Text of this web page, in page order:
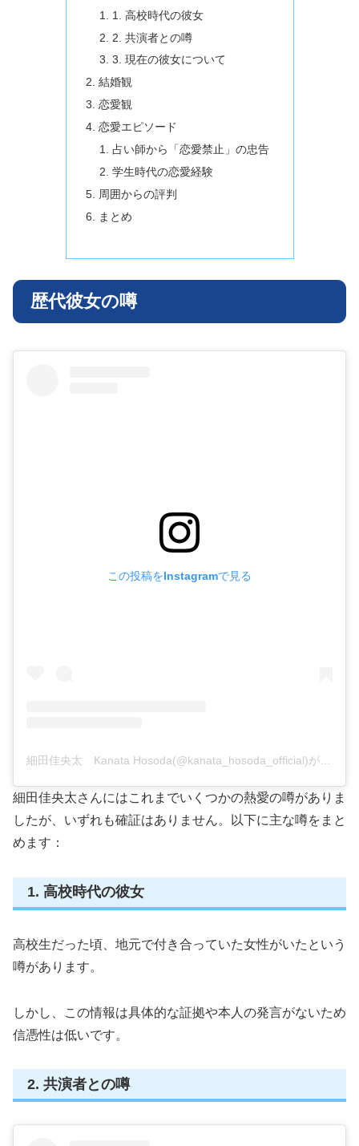
1. 高校時代の彼女
2. 共演者との噂
3. 現在の彼女について
結婚観
恋愛観
恋愛エピソード
占い師から「恋愛禁止」の忠告
学生時代の恋愛経験
周囲からの評判
まとめ
歴代彼女の噂
この投稿をInstagramで見る
細田佳央太 Kanata Hosoda(@kanata_hosoda_official)がシェアした投稿
細田佳央太さんにはこれまでいくつかの熱愛の噂がありま
したが、いずれも確証はありません。以下に主な噂をまと
めます：
1. 高校時代の彼女
高校生だった頃、地元で付き合っていた女性がいたという
噂があります。
しかし、この情報は具体的な証拠や本人の発言がないため
信憑性は低いです。
2. 共演者との噂